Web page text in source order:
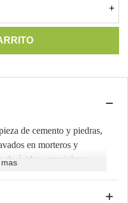
+
de cemento y piedras,
en morteros y
de ácidos especiales y